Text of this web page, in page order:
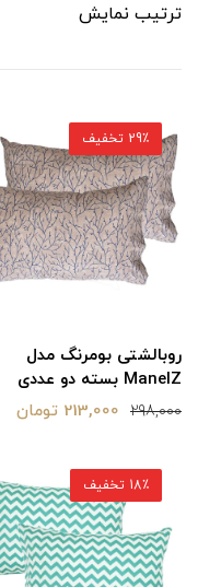
ترتیب نمایش
روبالشتی بومرنگ مدل
ManelZ بسته دو عددی
298,000 213,000 تومان
29٪ تخفیف
18٪ تخفیف